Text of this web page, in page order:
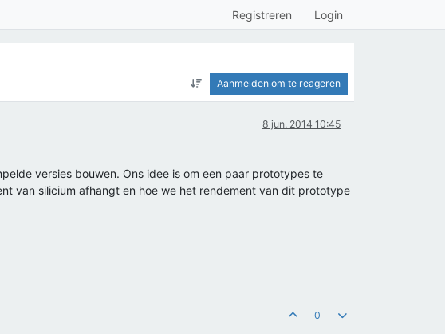
Registreren Login
Aanmelden om te reageren
8 jun. 2014 10:45
versies bouwen. Ons idee is om een paar prototypes te
van silicium afhangt en hoe we het rendement van dit prototype
0